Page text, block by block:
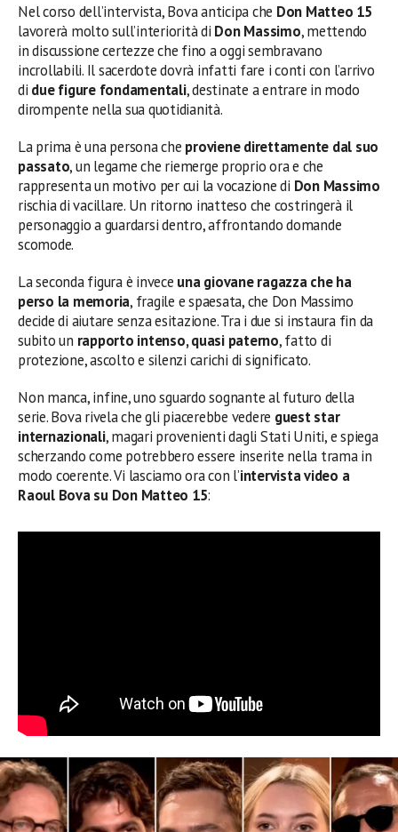
Nel corso dell’intervista, Bova anticipa che Don Matteo 15
lavorerà molto sull’interiorità di Don Massimo, mettendo
in discussione certezze che fino a oggi sembravano
incrollabili. Il sacerdote dovrà infatti fare i conti con l’arrivo
di due figure fondamentali, destinate a entrare in modo
dirompente nella sua quotidianità.
La prima è una persona che proviene direttamente dal suo
passato, un legame che riemerge proprio ora e che
rappresenta un motivo per cui la vocazione di Don Massimo
rischia di vacillare. Un ritorno inatteso che costringerà il
personaggio a guardarsi dentro, affrontando domande
scomode.
La seconda figura è invece una giovane ragazza che ha
perso la memoria, fragile e spaesata, che Don Massimo
decide di aiutare senza esitazione. Tra i due si instaura fin da
subito un rapporto intenso, quasi paterno, fatto di
protezione, ascolto e silenzi carichi di significato.
Non manca, infine, uno sguardo sognante al futuro della
serie. Bova rivela che gli piacerebbe vedere guest star
internazionali, magari provenienti dagli Stati Uniti, e spiega
scherzando come potrebbero essere inserite nella trama in
modo coerente. Vi lasciamo ora con l’intervista video a
Raoul Bova su Don Matteo 15: